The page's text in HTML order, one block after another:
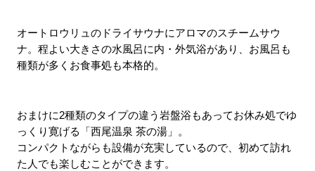
オートロウリュのドライサウナにアロマのスチームサウ
ナ。程よい大きさの水風呂に内・外気浴があり、お風呂も
種類が多くお食事処も本格的。
おまけに2種類のタイプの違う岩盤浴もあってお休み処でゆ
っくり寛げる「 西尾温泉 茶の湯」。
コンパクトながらも設備が充実しているので、初めて訪れ
た人でも楽しむことができます。